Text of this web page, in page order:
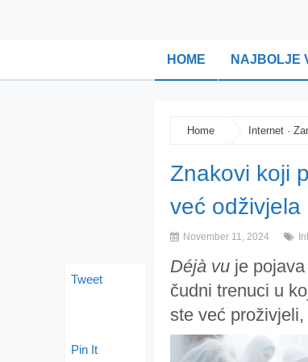
HOME NAJBOLJE
Home Internet ·
Znakovi koji
već
November 11, 2024
Déjà vu je
čudni trenuci u
ste već
Tweet
Pin It